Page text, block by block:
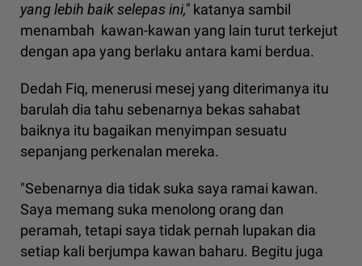
yang lebih baik selepas ini," katanya sambil
menambah kawan-kawan yang lain turut terkejut
dengan apa yang berlaku antara kami berdua.
Dedah Fiq, menerusi mesej yang diterimanya itu
barulah dia tahu sebenarnya bekas sahabat
baiknya itu bagaikan menyimpan sesuatu
sepanjang perkenalan mereka.
"Sebenarnya dia tidak suka saya ramai kawan.
Saya memang suka menolong orang dan
peramah, tetapi saya tidak pernah lupakan dia
setiap kali berjumpa kawan baharu. Begitu juga